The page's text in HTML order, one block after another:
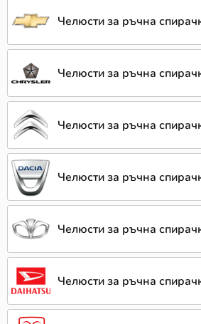
Челюсти за ръчна
Челюсти за ръчна
Челюсти за ръчна
Челюсти за ръчна
Челюсти за ръчна
Челюсти за ръчна